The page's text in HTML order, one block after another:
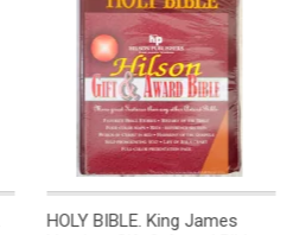
HOLY BIBLE. King James